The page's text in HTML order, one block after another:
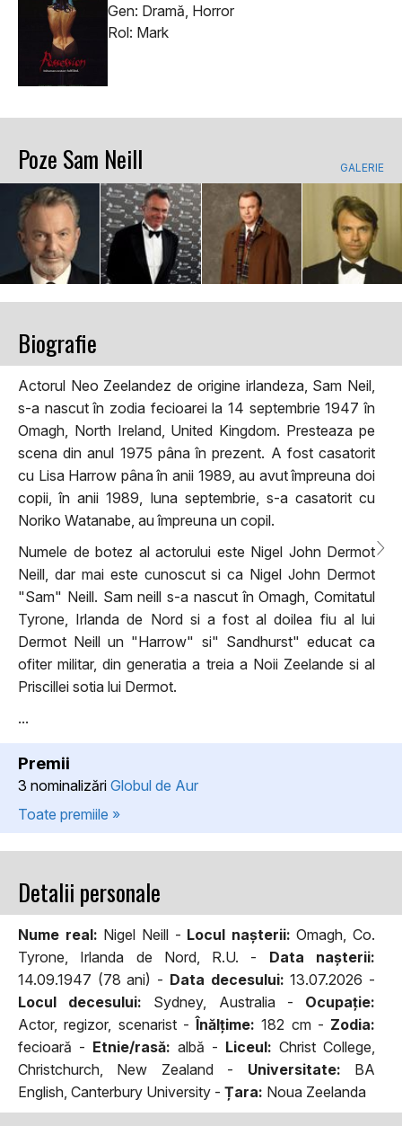
Gen: Dramă, Horror
Rol: Mark
Poze Sam Neill GALERIE
Biografie
Actorul Neo Zeelandez de origine irlandeza, Sam Neil,
s-a nascut în zodia fecioarei la 14 septembrie 1947 în
Omagh, North Ireland, United Kingdom. Presteaza pe
scena din anul 1975 pâna în prezent. A fost casatorit
cu Lisa Harrow pâna în anii 1989, au avut împreuna doi
copii, în anii 1989, luna septembrie, s-a casatorit cu
Noriko Watanabe, au împreuna un copil.
Numele de botez al actorului este Nigel John Dermot
Neill, dar mai este cunoscut si ca Nigel John Dermot
"Sam" Neill. Sam neill s-a nascut în Omagh, Comitatul
Tyrone, Irlanda de Nord si a fost al doilea fiu al lui
Dermot Neill un "Harrow" si" Sandhurst" educat ca
ofiter militar, din generatia a treia a Noii Zeelande si al
Priscillei sotia lui Dermot.
...
Premii
3 nominalizări Globul de Aur
Toate premiile »
Detalii personale
Nume real: Nigel Neill - Locul naşterii: Omagh, Co.
Tyrone, Irlanda de Nord, R.U. - Data naşterii:
14.09.1947 (78 ani) - Data decesului: 13.07.2026 -
Locul decesului: Sydney, Australia - Ocupaţie:
Actor, regizor, scenarist -Înălţime: 182 cm - Zodia:
fecioară - Etnie/rasă: albă - Liceul: Christ College,
Christchurch, New Zealand - Universitate: BA
English, Canterbury University - Țara: Noua Zeelanda